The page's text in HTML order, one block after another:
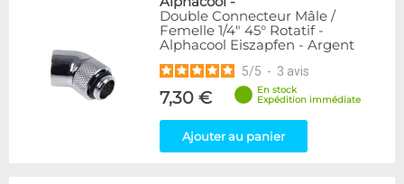
Double Connecteur Mâle /
Femelle 1/4" 45° Rotatif -
Alphacool Eiszapfen - Argent
5/5 - 3 avis
7,30 €
En stock
Expédition immédiate
Ajouter au panier